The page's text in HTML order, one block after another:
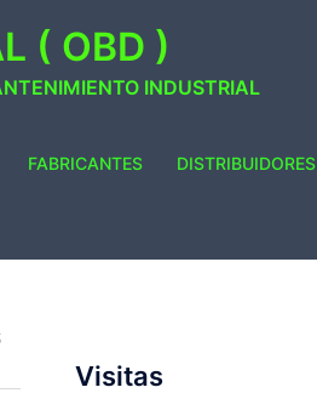
( OBD )
INDUSTRIAL
FABRICANTES DISTRIBUIDORES
Visitas